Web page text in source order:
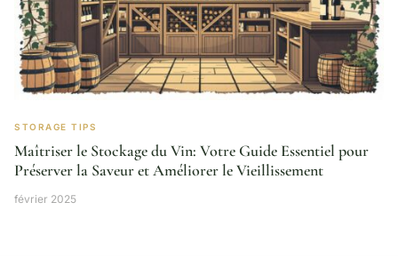
STORAGE TIPS
Maîtriser le Stockage du Vin: Votre Guide Essentiel pour
Préserver la Saveur et Améliorer le Vieillissement
février 2025